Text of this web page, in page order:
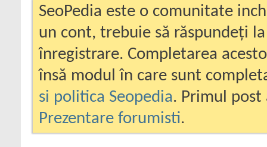
SeoPedia este o comunitate
un cont, trebuie să răspundeți
înregistrare. Completarea
însă modul în care sunt
si politica Seopedia. Primul
Prezentare forumisti.